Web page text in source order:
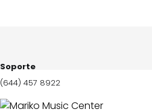
Soporte
(644) 457 8922